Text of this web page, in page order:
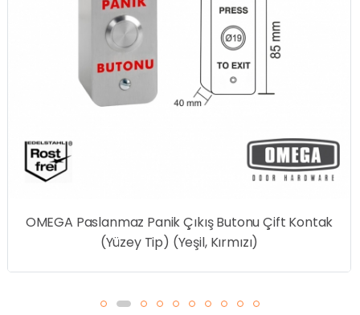
Butonu Çift Kontak